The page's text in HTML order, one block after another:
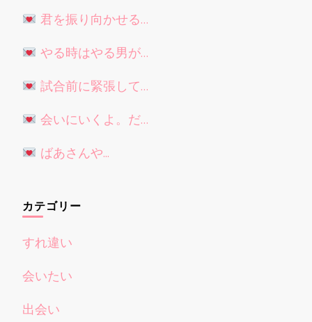
君を振り向かせる…
やる時はやる男が…
試合前に緊張して…
会いにいくよ。だ…
ばあさんや...
カテゴリー
すれ違い
会いたい
出会い